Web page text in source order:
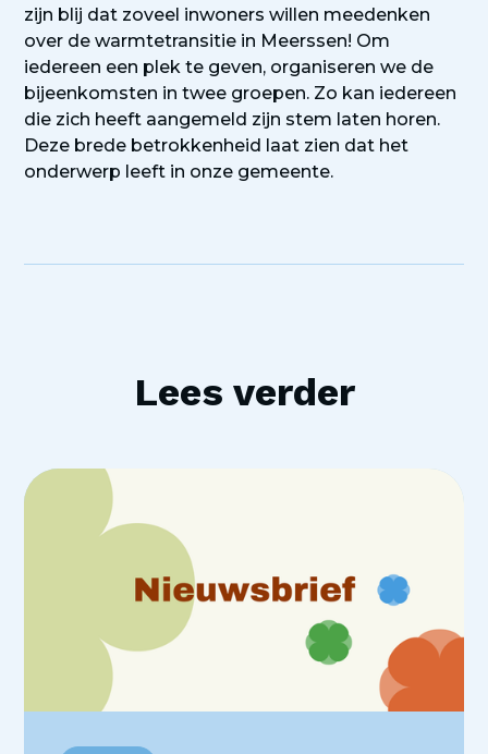
zijn blij dat zoveel inwoners willen meedenken
over de warmtetransitie in Meerssen! Om
iedereen een plek te geven, organiseren we de
bijeenkomsten in twee groepen. Zo kan iedereen
die zich heeft aangemeld zijn stem laten horen.
Deze brede betrokkenheid laat zien dat het
onderwerp leeft in onze gemeente.
Lees verder